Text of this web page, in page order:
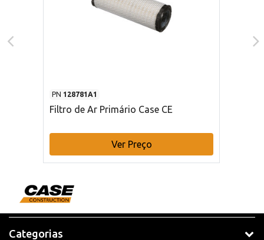
PN 128781A1
Filtro de Ar Primário Case CE
Ver Preço
Categorias